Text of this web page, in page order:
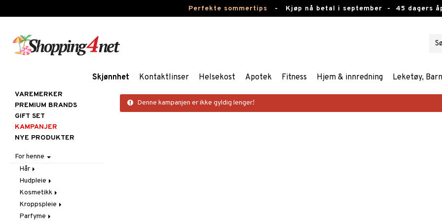
Perfekte sommertips - Kjøp nå betal i september - 45 dagers
Skjønnhet Kontaktlinser Helsekost Apotek Fitness Hjem & innredning Leketøy,
Denne kampanjen er ikke gyldig lenger!
VAREMERKER
PREMIUM BRANDS
GIFT SET
KAMPANJER
NYE PRODUKTER
For henne
Hår
Accessoarer
Balsam
Børster / Kammer
Elektroniske produkter
Hudpleie
Ansiktscremer
Fet hud
Normal hud
Ansiktspleie
Ansiktsvann
Brun uten sol
Kosmetikk
Gift Set
Hud
Kroppspleie
Badeprodukter
Parfyme